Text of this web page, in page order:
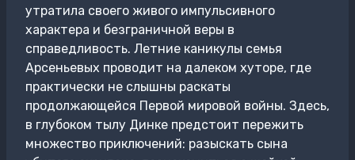
утратила своего живого импульсивного
характера и безграничной веры в
справедливость. Летние каникулы семья
Арсеньевых проводит на далеком хуторе, где
практически не слышны раскаты
продолжающейся Первой мировой войны. Здесь,
в глубоком тылу Динке предстоит пережить
множество приключений: разыскать сына